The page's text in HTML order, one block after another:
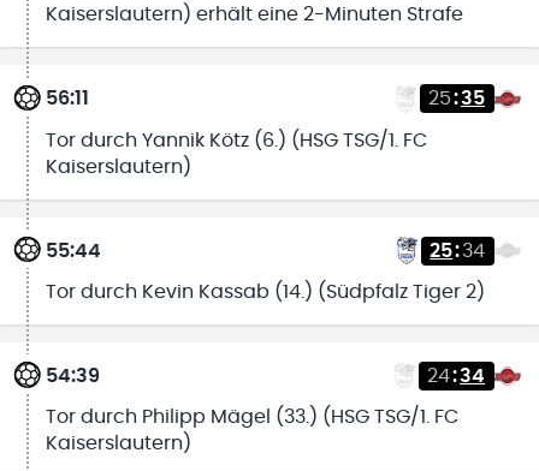
Kaiserslautern) erhält eine 2-Minuten Strafe
56:11 25:35
Tor durch Yannik Kötz (6.) (HSG TSG/1. FC
Kaiserslautern)
55:44 25:34
Tor durch Kevin Kassab (14.) (Südpfalz Tiger 2)
54:39 24:34
Tor durch Philipp Mägel (33.) (HSG TSG/1. FC
Kaiserslautern)